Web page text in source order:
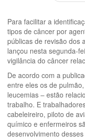
Para facilitar a
tipos de câncer por
públicas de revisão dos
lançou nesta segunda-
vigilância do câncer
De acordo com a
entre eles os de
leucemias – estão
trabalho. E
cabeleireiro, piloto de
químico e enfermeiros
desenvolvimento